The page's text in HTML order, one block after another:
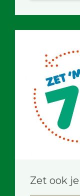
Zet ook